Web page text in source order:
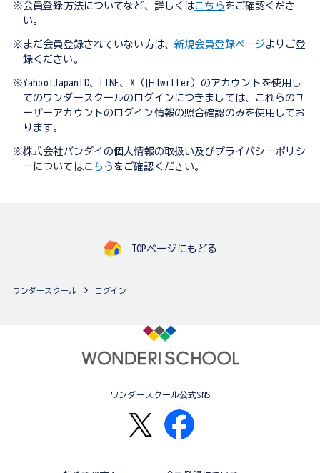
※会員登録方法についてなど、詳しくはこちら をご確認くださ
い。
※まだ会員登録されていない方は、 新規会員登録ページ よりご登
録ください。
※Yahoo!JapanID、LINE、X（旧Twitter）のアカウントを使用し
てのワンダースクールのログインにつきましては、これらのユ
ーザーアカウントのログイン情報の照合確認のみを使用してお
ります。
※株式会社バンダイの個人情報の取扱い及びプライバシーポリシ
ーについてはこちら をご確認ください。
TOPページにもどる
ワンダースクール ログイン
ワンダースクール公式SNS